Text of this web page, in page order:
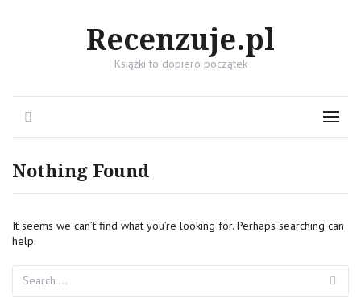
Recenzuje.pl
Książki to dopiero początek
Menu
Nothing Found
It seems we can’t find what you’re looking for. Perhaps searching can
help.
for: